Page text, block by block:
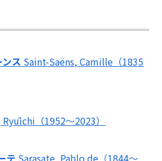
ス Saint-Saëns, Camille（1835
（1952～2023）